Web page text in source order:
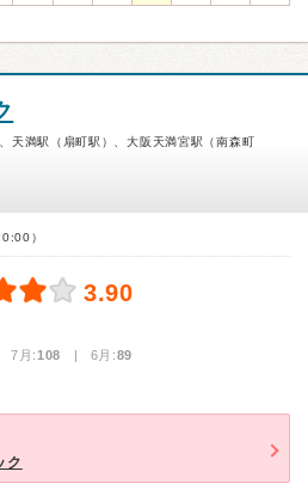
天満駅（扇町駅）、大阪天満宮駅（南森町
）
3.90
7月:108 | 6月:89
ク